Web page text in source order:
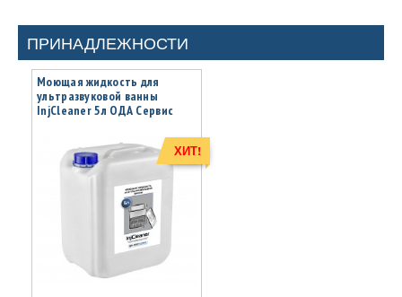
ПРИНАДЛЕЖНОСТИ
Моющая жидкость для
ультразвуковой ванны
InjCleaner 5л ОДА Сервис
ХИТ!